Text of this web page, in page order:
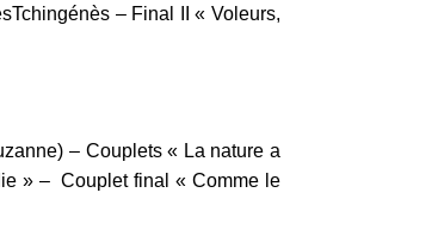
– Final II « Voleurs,
– Couplets « La nature a
» – Couplet final « Comme le